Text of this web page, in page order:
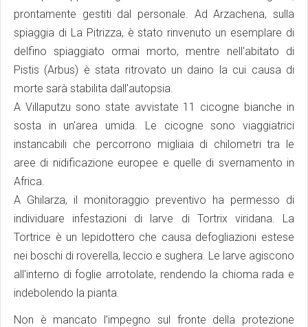
prontamente gestiti dal personale. Ad Arzachena, sulla
spiaggia di La Pitrizza, è stato rinvenuto un esemplare di
delfino spiaggiato ormai morto, mentre nell'abitato di
Pistis (Arbus) è stata ritrovato un daino la cui causa di
morte sarà stabilita dall'autopsia.
A Villaputzu sono state avvistate 11 cicogne bianche in
sosta in un'area umida. Le cicogne sono viaggiatrici
instancabili che percorrono migliaia di chilometri tra le
aree di nidificazione europee e quelle di svernamento in
Africa.
A Ghilarza, il monitoraggio preventivo ha permesso di
individuare infestazioni di larve di Tortrix viridana. La
Tortrice è un lepidottero che causa defogliazioni estese
nei boschi di roverella, leccio e sughera. Le larve agiscono
all'interno di foglie arrotolate, rendendo la chioma rada e
indebolendo la pianta.
Non è mancato l’impegno sul fronte della protezione